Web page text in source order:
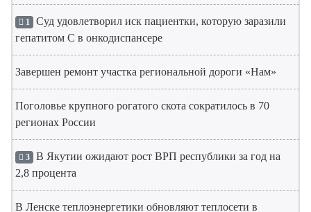
1 Суд удовлетворил иск пациентки, которую заразили
гепатитом С в онкодиспансере
Завершен ремонт участка региональной дороги «Нам»
Поголовье крупного рогатого скота сократилось в 70
регионах России
3 В Якутии ожидают рост ВРП республики за год на
2,8 процента
В Ленске теплоэнергетики обновляют теплосети в